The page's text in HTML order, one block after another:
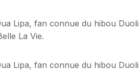
Lipa, fan connue du hibou
La Vie.
Lipa, fan connue du hibou